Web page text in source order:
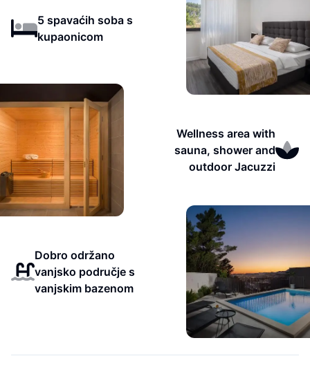
5 spavaćih soba s
kupaonicom
Wellness area with
sauna, shower and
outdoor Jacuzzi
Dobro održano
vanjsko područje s
vanjskim bazenom